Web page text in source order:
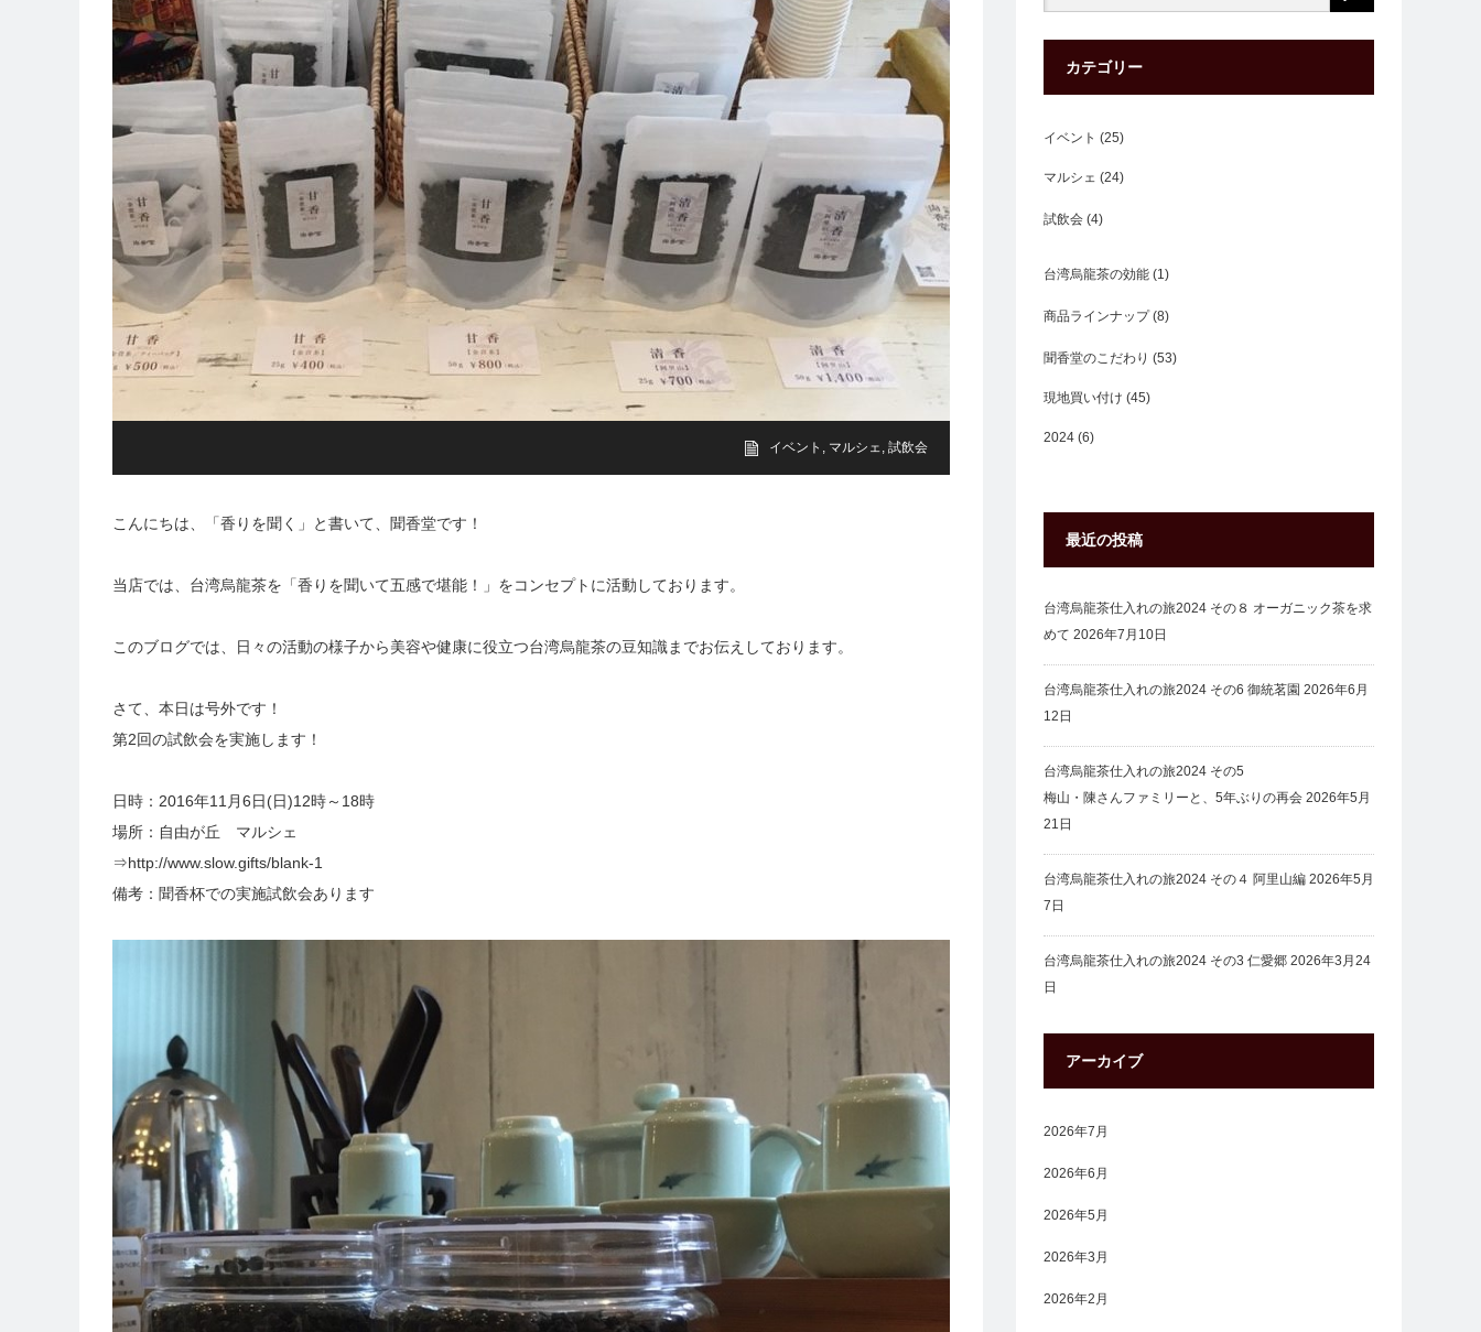
イベント , マルシェ, 試飲会
こんにちは、「香りを聞く」と書いて、聞香堂です！
当店では、台湾烏龍茶を「香りを聞いて五感で堪能！」をコンセプトに活動しております。
このブログでは、日々の活動の様子から美容や健康に役立つ台湾烏龍茶の豆知識までお伝えしております。
さて、本日は号外です！
第2回の試飲会を実施します！
日時：2016年11月6日(日)12時～18時
場所：自由が丘 マルシェ
⇒http://www.slow.gifts/blank-1
備考：聞香杯での実施試飲会あります
カテゴリー
イベント (25)
マルシェ (24)
試飲会 (4)
台湾烏龍茶の効能 (1)
商品ラインナップ(8)
聞香堂のこだわり (53)
現地買い付け (45)
2024 (6)
最近の投稿
台湾烏龍茶仕入れの旅2024 その８ オーガニック茶を求
めて 2026年7月10日
台湾烏龍茶仕入れの旅2024 その6 御統茗園 2026年6月
12日
台湾烏龍茶仕入れの旅2024 その5
梅山・陳さんファミリーと、5年ぶりの再会 2026年5月
21日
台湾烏龍茶仕入れの旅2024 その４ 阿里山編 2026年5月
7日
台湾烏龍茶仕入れの旅2024 その3 仁愛郷 2026年3月24
日
アーカイブ
2026年7月
2026年6月
2026年5月
2026年3月
2026年2月